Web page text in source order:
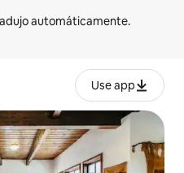
Use app